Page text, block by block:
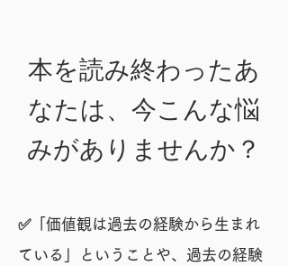
​本を読み終わったあ
なたは、今こんな悩
みがありませんか？
✅「価値観は過去の経験から生まれ
ている」ということや、過去の経験